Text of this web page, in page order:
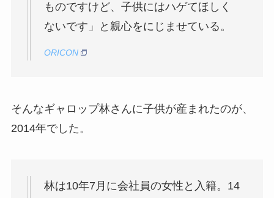
ものですけど、子供にはハゲてほしく
ないです」と親心をにじませている。
ORICON
そんなギャロップ林さんに子供が産まれたのが、
2014年でした。
林は10年7月に会社員の女性と入籍。14